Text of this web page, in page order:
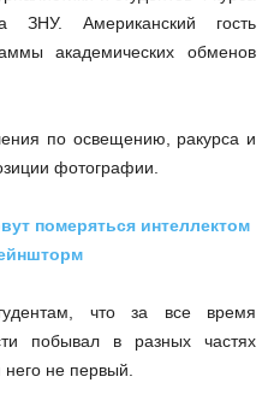
ЗНУ. Американский гость
академических обменов
по освещению, ракурса и
фотографии.
померяться интеллектом
что за все время
побывал в разных частях
него не первый.